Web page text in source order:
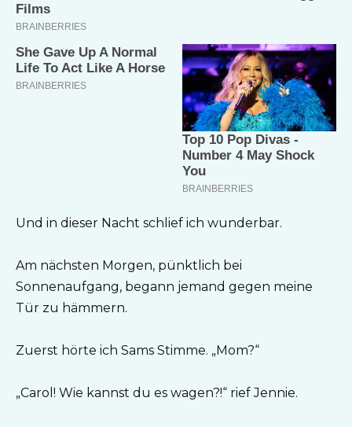
Und in dieser Nacht schlief ich wunderbar.
Am nächsten Morgen, pünktlich bei
Sonnenaufgang, begann jemand gegen meine
Tür zu hämmern.
Zuerst hörte ich Sams Stimme. „Mom?“
„Carol! Wie kannst du es wagen?!“ rief Jennie.